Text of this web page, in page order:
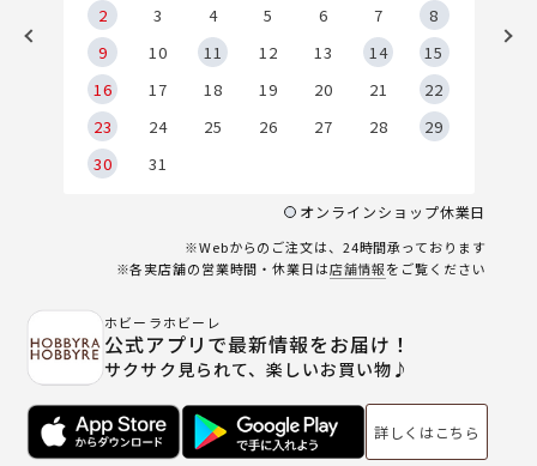
2
3 4 5 6 7
8
9
10 11 12 13 14
15
16
17 18 19 20 21
22
23
24 25 26 27 28
29
30
31
オンラインショップ休業日
※Webからのご注文は、24時間承っております
※各実店舗の営業時間・休業日は店舗情報をご覧ください
ホビーラホビーレ
公式アプリで最新情報をお届け！
サクサク見られて、楽しいお買い物♪
詳しくはこちら